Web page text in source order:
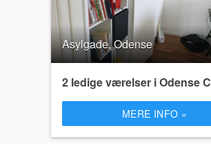
Asylgade, Odense
2 ledige værelser i Odense C
MERE INFO »